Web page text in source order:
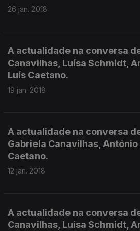
26 jan. 2018
A actualidade na conversa
Canavilhas, Luísa Schmidt,
Luís Caetano.
19 jan. 2018
A actualidade na conversa
Gabriela Canavilhas,
Caetano.
12 jan. 2018
A actualidade na conversa
Canavilhas, Luísa Schmidt,